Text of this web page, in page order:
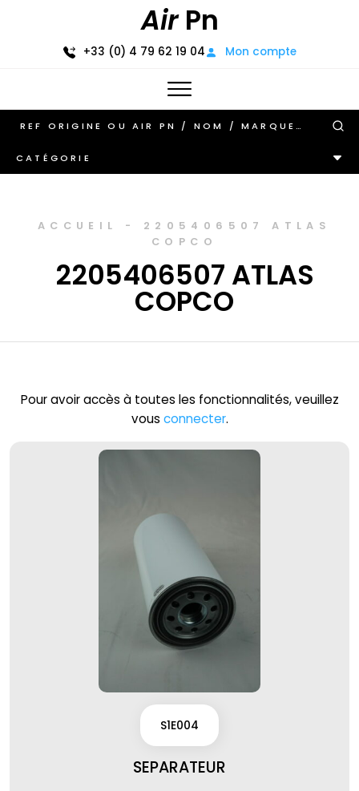
AirPn
+33 (0) 4 79 62 19 04 Mon compte
CATÉGORIE
ACCUEIL - 2205406507 ATLAS
COPCO
2205406507 ATLAS
COPCO
Pour avoir accès à toutes les fonctionnalités, veuillez
vous connecter.
S1E004
SEPARATEUR